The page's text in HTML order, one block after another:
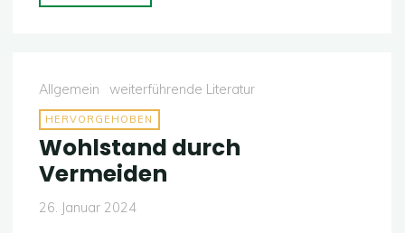
von
Allgemein weiterführende Literatur
HERVORGEHOBEN
Wohlstand durch
Vermeiden
26. Januar 2024